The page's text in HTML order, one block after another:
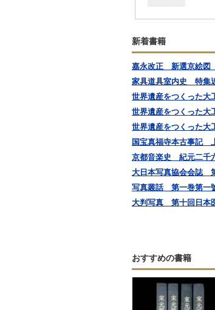
新着書籍
嘉永改正 新選京絵図
家具道具室内史 特集
世界遺産をつくった
世界遺産をつくった
世界遺産をつくった
国宝真福寺本古事記
京都音楽史 紀元二千
大日本写真協会会誌
写真叢話 第一巻第一
大判写真 第十回日本
おすすめの書籍